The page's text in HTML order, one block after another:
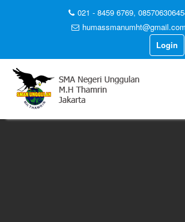
021 - 8459 6769,
humassmanumht@gmail.com
Login